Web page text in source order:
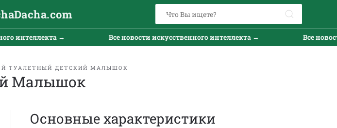
интеллекта → Все новости искусственного интеллекта → Все
ТУАЛЕТНЫЙ ДЕТСКИЙ МАЛЫШОК
Малышок
Основные характеристики